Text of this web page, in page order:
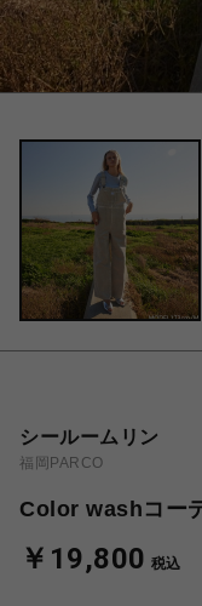
シールームリン
福岡PARCO
Color washコー
￥19,800 税込